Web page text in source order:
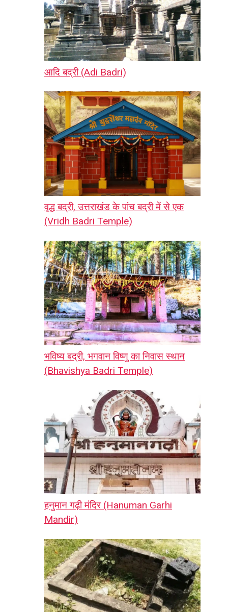
आदि बद्री (Adi Badri)
वृद्ध बद्री, उत्तराखंड के पांच बद्री में से एक
(Vridh Badri Temple)
भविष्य बद्री, भगवान विष्णु का निवास स्थान
(Bhavishya Badri Temple)
हनुमान गढ़ी मंदिर (Hanuman Garhi
Mandir)